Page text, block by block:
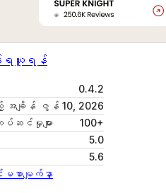
ရယူရန်
0.4.2
အချိန် ဇွန် 10, 2026
ပ်ဆင်မှုများ
100+
5.0
5.6
စာမျက်နှာ